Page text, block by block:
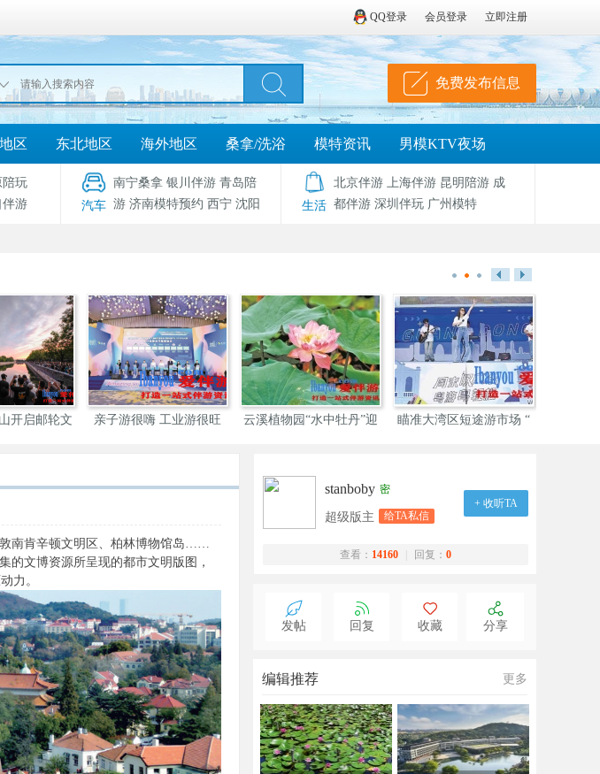
QQ登录 会员登录 立即注册
免费发布信息
区 东北地区 海外地区 桑拿/洗浴 模特资讯 男模KTV夜场
陪玩
伴游 汽车
南宁桑拿 银川伴游 青岛陪
游 济南模特预约 西宁 沈阳 生活
北京伴游 上海伴游 昆明陪游 成
都伴游 深圳伴玩 广州模特
开启邮轮文
亲子游很嗨 工业游很旺
云溪植物园“水中牡丹”迎 瞄准大湾区短途游市场 “
敦南肯辛顿文明区、柏林博物馆岛……
的文博资源所呈现的都市文明版图，
力。
stanboby 密
超级版主 给TA私信
+ 收听TA
查看： 14160 回复： 0
发帖 回复 收藏 分享
编辑推荐 更多